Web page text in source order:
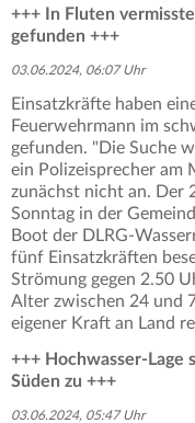
+++ In Fluten
gefunden +++
03.06.2024, 06:07 Uhr
Einsatzkräfte haben
Feuerwehrmann im
gefunden. "Die Suche
ein Polizeisprecher am
zunächst nicht an. Der
Sonntag in der
Boot der DLRG-
fünf Einsatzkräften
Strömung gegen 2.50
Alter zwischen 24 und
eigener Kraft an Land
+++ Hochwasser-Lage
Süden zu +++
03.06.2024, 05:47 Uhr